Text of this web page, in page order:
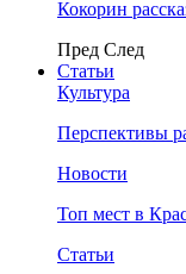
Кокорин
Пред След
Статьи
Культура
Перспективы
Новости
Топ мест в
Статьи